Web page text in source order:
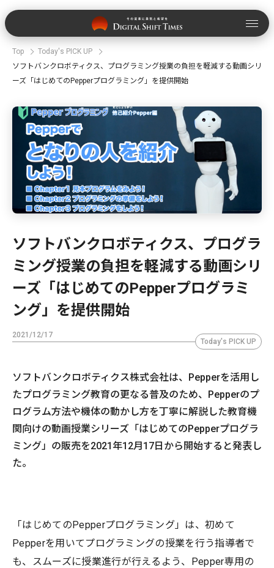
Top
Today's PICK UP
ソフトバンクロボティクス、プログラミング授業の負担を軽減する動画シリ
ーズ「はじめてのPepperプログラミング」を提供開始
ソフトバンクロボティクス、プログラ
ミング授業の負担を軽減する動画シリ
ーズ「はじめてのPepperプログラミ
ング」を提供開始
2021/12/17
Today's PICK UP
ソフトバンクロボティクス株式会社は、Pepperを活用し
たプログラミング教育の更なる普及のため、Pepperのプ
ログラム方法や機体の動かし方を丁寧に解説した教育機
関向けの動画授業シリーズ「はじめてのPepperプログラ
ミング」の販売を2021年12月17日から開始すると発表し
た。
「はじめてのPepperプログラミング」は、初めて
Pepperを用いてプログラミングの授業を行う指導者で
も、スムーズに授業進行が行えるよう、Pepper専用の